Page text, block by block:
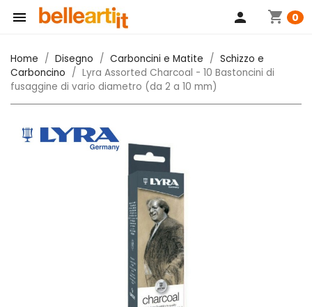
 shopping_cart 0
person
Home Disegno Carboncini e Matite
Schizzo e
Carboncino
Lyra Assorted Charcoal - 10 Bastoncini di
fusaggine di vario diametro (da 2 a 10 mm)